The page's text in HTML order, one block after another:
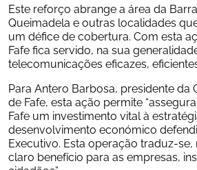
Este reforço abrange a área da
Queimadela e outras localidades
um défice de cobertura. Com esta
Fafe fica servido, na sua
telecomunicações eficazes,
Para Antero Barbosa, presidente da
de Fafe, esta ação permite
Fafe um investimento vital à
desenvolvimento económico
Executivo. Esta operação traduz-
claro benefício para as empresas,